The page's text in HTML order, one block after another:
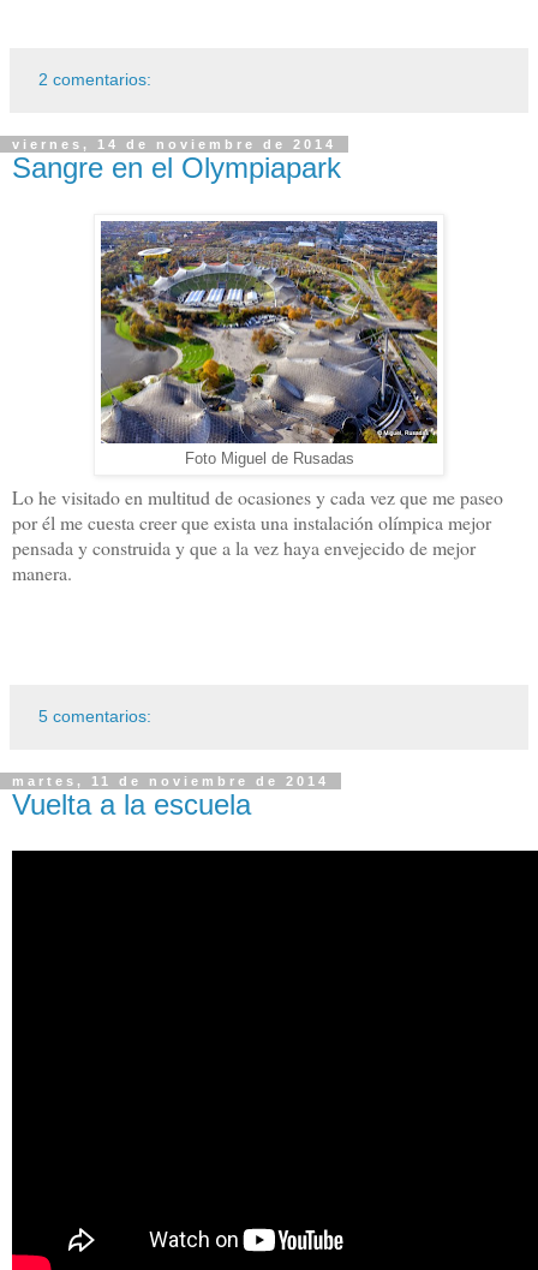
2 comentarios:
viernes, 14 de noviembre de 2014
Sangre en el Olympiapark
Foto Miguel de Rusadas
Lo he visitado en multitud de ocasiones y cada vez que me paseo
por él me cuesta creer que exista una instalación olímpica mejor
pensada y construida y que a la vez haya envejecido de mejor
manera.
5 comentarios:
martes, 11 de noviembre de 2014
Vuelta a la escuela